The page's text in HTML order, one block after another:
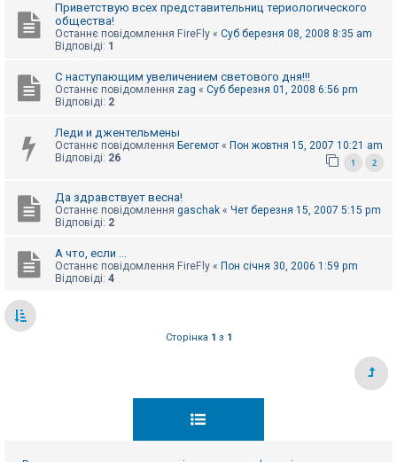
Приветствую всех представительниц териологического
общества!
Останнє повідомлення FireFly « Суб березня 08, 2008 8:35 am
Відповіді: 1
С наступающим увеличением светового дня!!!
Останнє повідомлення zag « Суб березня 01, 2008 6:56 pm
Відповіді: 2
Леди и джентельмены
Останнє повідомлення Бегемот « Пон жовтня 15, 2007 10:21 am
Відповіді: 26 1 2
Да здравствует весна!
Останнє повідомлення gaschak « Чет березня 15, 2007 5:15 pm
Відповіді: 2
А что, если ...
Останнє повідомлення FireFly « Пон січня 30, 2006 1:59 pm
Відповіді: 4
Сторінка 1 з 1